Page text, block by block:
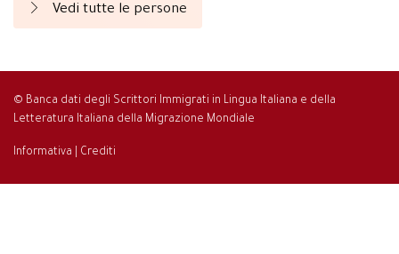
Vedi tutte le persone
© Banca dati degli Scrittori Immigrati in Lingua Italiana e della
Letteratura Italiana della Migrazione Mondiale
Informativa Crediti